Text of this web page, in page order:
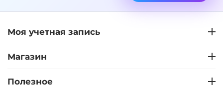
+
−
Вкус:
Клубника
Моя учетная запись
Магазин
Полезное